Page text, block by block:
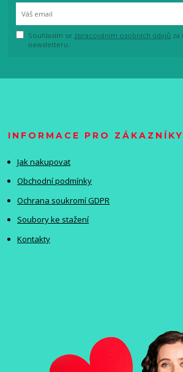
Souhlasím se zpracováním osobních údajů za
newsletteru.
INFORMACE PRO ZÁKAZNÍKY
Jak nakupovat
Obchodní podmínky
Ochrana soukromí GDPR
Soubory ke stažení
Kontakty